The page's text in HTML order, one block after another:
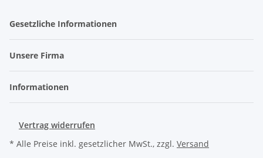
Gesetzliche Informationen
Unsere Firma
Informationen
Vertrag widerrufen
* Alle Preise inkl. gesetzlicher MwSt., zzgl. Versand